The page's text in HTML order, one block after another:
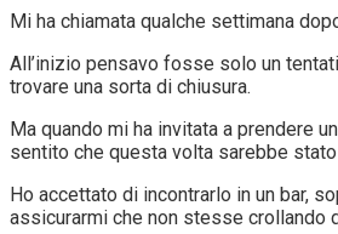
Mi ha chiamata qualche settimana
All’inizio pensavo fosse solo un
trovare una sorta di chiusura.
Ma quando mi ha invitata a prendere
sentito che questa volta sarebbe
Ho accettato di incontrarlo in un bar,
assicurarmi che non stesse crollando